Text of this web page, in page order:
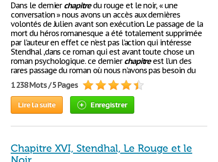
Dans le dernier chapitredu rouge et le noir, « une
conversation » nous avons un accès aux dernières
volontés de Julien avant son exécution. Le passage de la
mort du héros romanesque a été totalement supprimée
par l’auteur en effet ce n’est pas l’action qui intéresse
Stendhal ,dans ce roman qui est avant toute chose un
roman psychologique. ce dernier chapitreest l’un des
rares passage du roman où nous n’avons pas besoin du
1 238 Mots / 5 Pages
Lire la suite Enregistrer
Chapitre XVI, Stendhal, Le Rouge et le